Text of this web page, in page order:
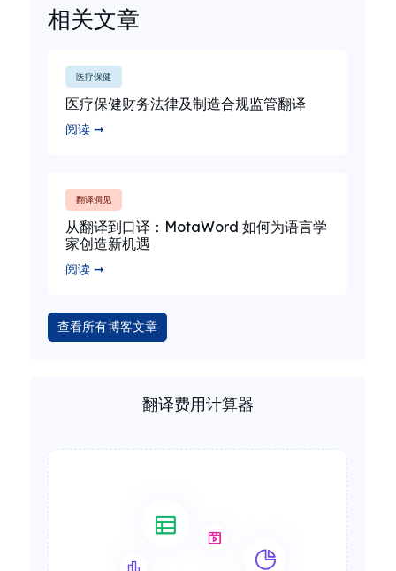
相关文章
医疗保健
医疗保健财务法律及制造合规监管翻译
阅读 ➞
翻译洞见
从翻译到口译：MotaWord 如何为语言学
家创造新机遇
阅读 ➞
查看所有博客文章
翻译费用计算器